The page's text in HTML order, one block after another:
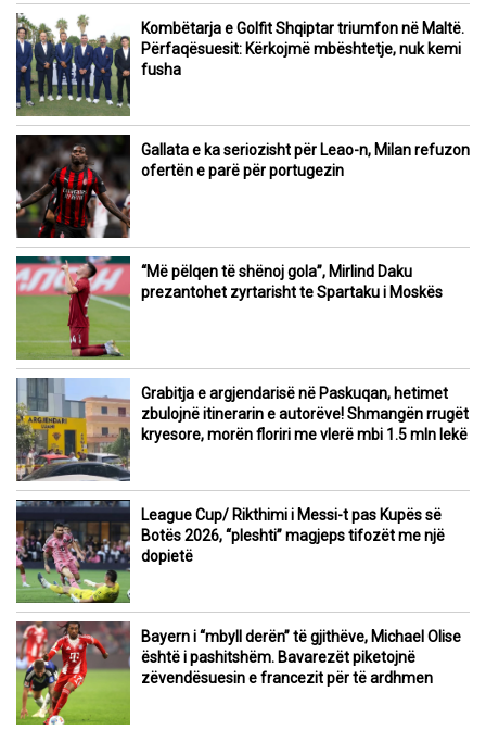
Kombëtarja e Golfit Shqiptar triumfon në Maltë.
Përfaqësuesit: Kërkojmë mbështetje, nuk kemi
fusha
Gallata e ka seriozisht për Leao-n, Milan refuzon
ofertën e parë për portugezin
“Më pëlqen të shënoj gola”, Mirlind Daku
prezantohet zyrtarisht te Spartaku i Moskës
Grabitja e argjendarisë në Paskuqan, hetimet
zbulojnë itinerarin e autorëve! Shmangën rrugët
kryesore, morën floriri me vlerë mbi 1.5 mln lekë
League Cup/ Rikthimi i Messi-t pas Kupës së
Botës 2026, “pleshti” magjeps tifozët me një
dopietë
Bayern i “mbyll derën” të gjithëve, Michael Olise
është i pashitshëm. Bavarezët piketojnë
zëvendësuesin e francezit për të ardhmen